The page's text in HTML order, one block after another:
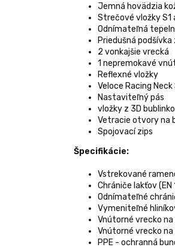
Jemná hovädzia
Strečové vložky S1
Odnímateľná
Priedušná
2 vonkajšie vrecká
1 nepremokavé
Reflexné vložky
Veloce Racing
Nastaviteľný pás
vložky z 3D
Vetracie otvory na
Spojovací zips
Špecifikácie:
Vstrekované
Chrániče lakťov (EN
Odnímateľné
Vymeniteľné
Vnútorné vrecko
Vnútorné vrecko
PPE - ochranná